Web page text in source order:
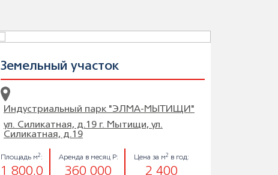
Земельный участок
Индустриальный парк "ЭЛМА-МЫТИЩИ"
ул. Силикатная, д.19 г. Мытищи, ул.
Силикатная, д.19
Площадь м2 :
1 800.0
Аренда в месяц Р:
360 000
Цена за м2 в год:
2 400